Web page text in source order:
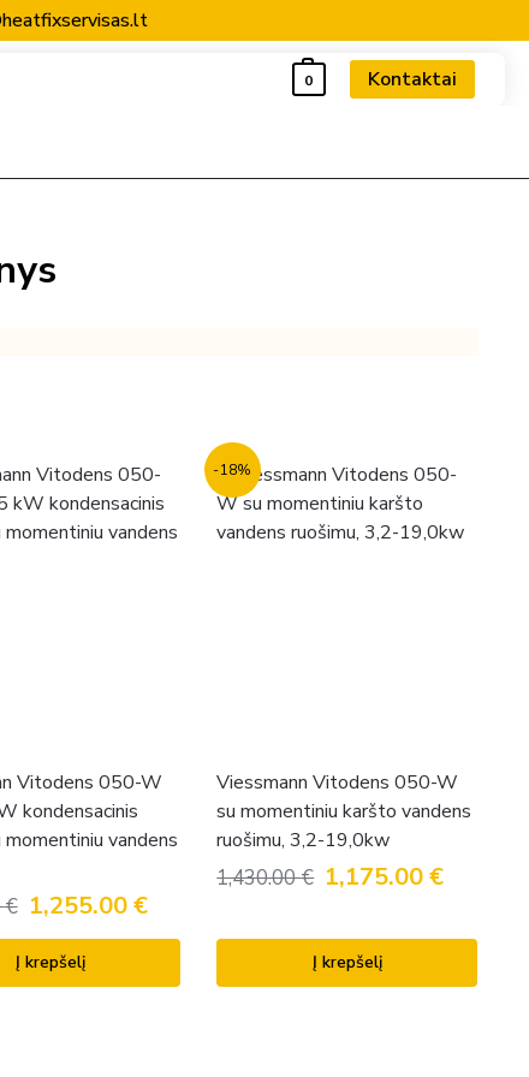
0 Kontaktai
Vitodens 050-W
kondensacinis
vandens
€ 1,255.00€
Į krepšelį
-18%
Viessmann Vitodens 050-W
su momentiniu karšto vandens
ruošimu, 3,2-19,0kw
1,430.00€ 1,175.00€
Į krepšelį